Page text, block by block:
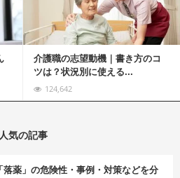
介護職の志望動機｜書き方のコ
ツは？状況別に使える...
124,642
人気の記事
落薬」の危険性・事例・対策などを分